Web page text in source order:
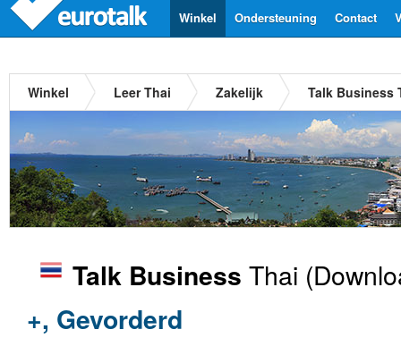
Contact
Ondersteuning
Winkel
Winkel Leer Thai Zakelijk Talk Business
Talk Business Thai
+, Gevorderd